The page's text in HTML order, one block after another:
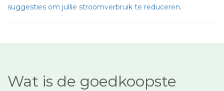
suggesties om jullie stroomverbruik te reduceren.
Wat is de goedkoopste